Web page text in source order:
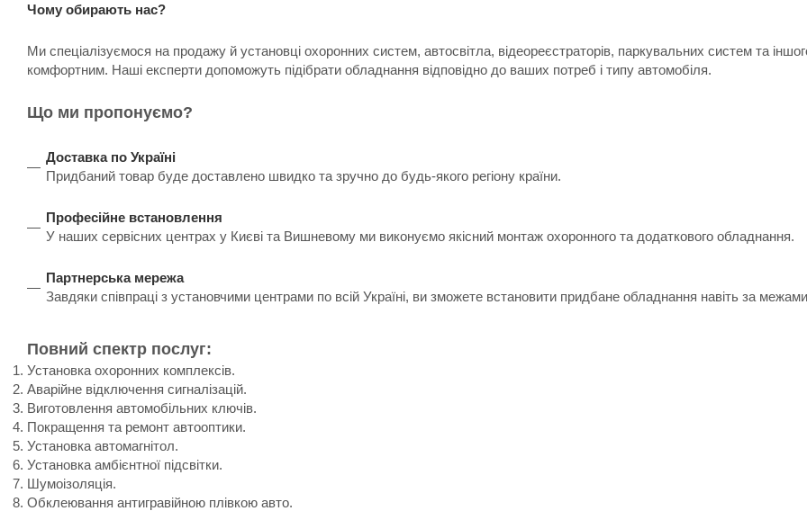
Чому обирають нас?
Ми спеціалізуємося на продажу й установці охоронних систем, автосвітла, відеореєстраторів, паркувальних систем та
комфортним. Наші експерти допоможуть підібрати обладнання відповідно до ваших потреб і типу автомобіля.
Що ми пропонуємо?
Доставка по Україні
Придбаний товар буде доставлено швидко та зручно до будь-якого регіону країни.
Професійне встановлення
У наших сервісних центрах у Києві та Вишневому ми виконуємо якісний монтаж охоронного та додаткового обладнання.
Партнерська мережа
Завдяки співпраці з установчими центрами по всій Україні, ви зможете встановити придбане обладнання навіть за
Повний спектр послуг:
Установка охоронних комплексів.
Аварійне відключення сигналізацій.
Виготовлення автомобільних ключів.
Покращення та ремонт автооптики.
Установка автомагнітол.
Установка амбієнтної підсвітки.
Шумоізоляція.
Обклеювання антигравійною плівкою авто.